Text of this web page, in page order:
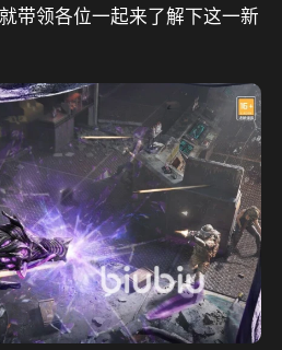
带领各位一起来了解下这一新